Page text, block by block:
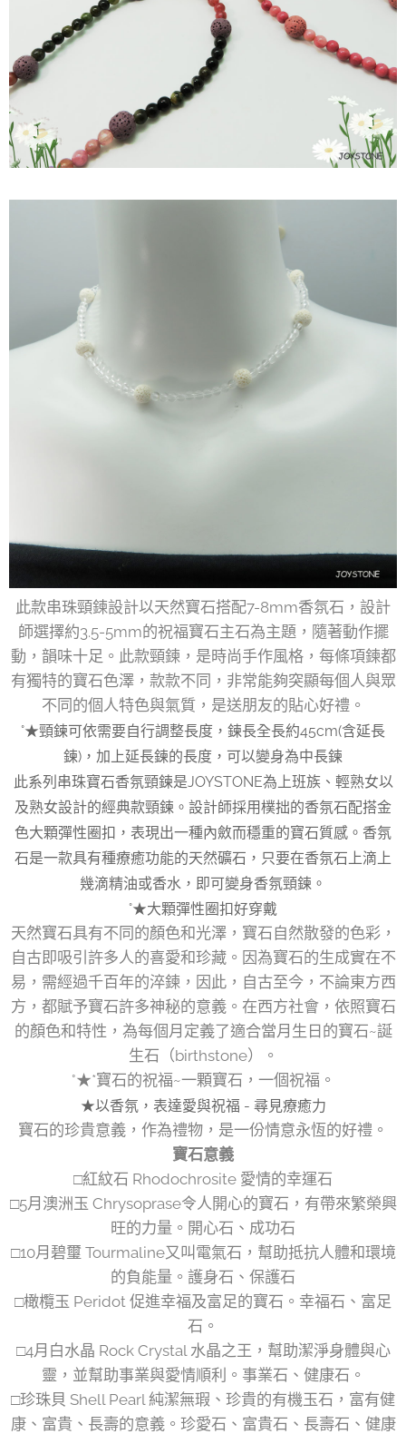
此款串珠頸鍊設計以天然寶石搭配7-8mm香氛石，設計
師選擇約3.5-5mm的祝福寶石主石為主題，隨著動作擺
動，韻味十足。此款頸鍊，是時尚手作風格，每條項鍊都
有獨特的寶石色澤，款款不同，非常能夠突顯每個人與眾
不同的個人特色與氣質，是送朋友的貼心好禮。
°★頸鍊可依需要自行調整長度，鍊長全長約45cm(含延長
鍊)，加上延長鍊的長度，可以變身為中長鍊
此系列串珠寶石香氛頸鍊是JOYSTONE為上班族、輕熟女以
及熟女設計的經典款頸鍊。設計師採用樸拙的香氛石配搭金
色大顆彈性圈扣，表現出一種內斂而穩重的寶石質感。香氛
石是一款具有種療癒功能的天然礦石，只要在香氛石上滴上
幾滴精油或香水，即可變身香氛頸鍊。
°★大顆彈性圈扣好穿戴
天然寶石具有不同的顏色和光澤，寶石自然散發的色彩，
自古即吸引許多人的喜愛和珍藏。因為寶石的生成實在不
易，需經過千百年的淬鍊，因此，自古至今，不論東方西
方，都賦予寶石許多神秘的意義。在西方社會，依照寶石
的顏色和特性，為每個月定義了適合當月生日的寶石~誕
生石（birthstone）。
°★*寶石的祝福~一顆寶石，一個祝福。
★以香氛，表達愛與祝福 - 尋見療癒力
寶石的珍貴意義，作為禮物，是一份情意永恆的好禮。
寶石意義
□紅紋石 Rhodochrosite 愛情的幸運石
□5月澳洲玉 Chrysoprase令人開心的寶石，有帶來繁榮興
旺的力量。開心石、成功石
□10月碧璽 Tourmaline又叫電氣石，幫助抵抗人體和環境
的負能量。護身石、保護石
□橄欖玉 Peridot 促進幸福及富足的寶石。幸福石、富足
石。
□4月白水晶 Rock Crystal 水晶之王，幫助潔淨身體與心
靈，並幫助事業與愛情順利。事業石、健康石。
□珍珠貝 Shell Pearl 純潔無瑕、珍貴的有機玉石，富有健
康、富貴、長壽的意義。珍愛石、富貴石、長壽石、健康